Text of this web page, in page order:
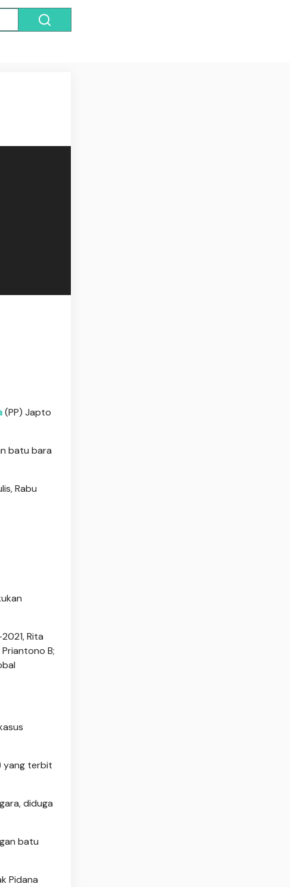
(PP) Japto
batu bara
Rabu
Rita
B;
yang terbit
diduga
batu
Pidana